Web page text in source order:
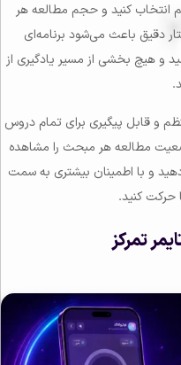
انتخاب کنید و حجم مطالعه هر
دقیق باعث می‌شود برنامه‌ای
و هیچ بخشی از مسیر یادگیری از
و قابل پیگیری برای تمام دروس
مطالعه هر مبحث را مشاهده
و با اطمینان بیشتری به سمت
حرکت کنید.